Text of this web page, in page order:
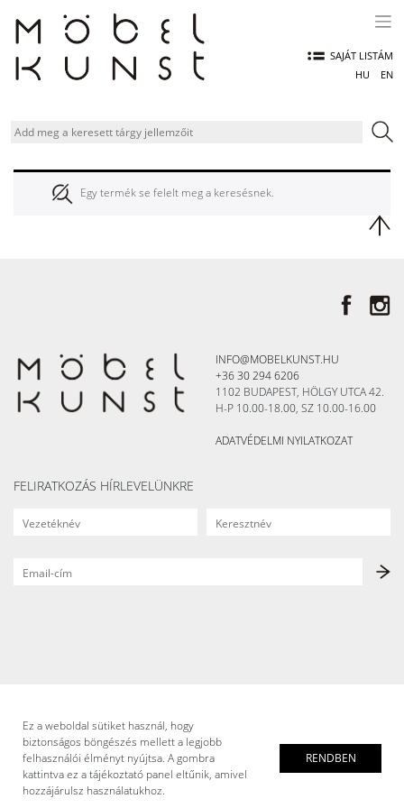
content
SAJÁT LISTÁM
HU
EN
Egy termék se felelt meg a keresésnek.
INFO@MOBELKUNST.HU
+36 30 294 6206
1102 BUDAPEST, HÖLGY UTCA 42.
H-P 10.00-18.00, SZ 10.00-16.00
ADATVÉDELMI NYILATKOZAT
FELIRATKOZÁS HÍRLEVELÜNKRE
Ez a weboldal sütiket használ, hogy
biztonságos böngészés mellett a legjobb
felhasználói élményt nyújtsa. A gombra
kattintva ez a tájékoztató panel eltűnik, amivel
hozzájárulsz használatukhoz.
RENDBEN